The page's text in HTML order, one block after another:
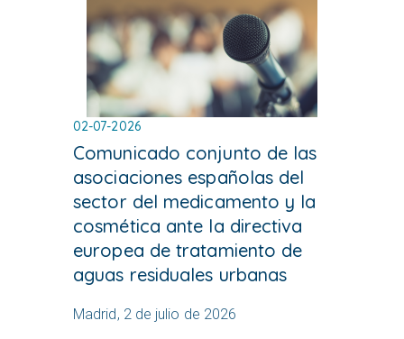
02-07-2026
Comunicado conjunto de las
asociaciones españolas del
sector del medicamento y la
cosmética ante la directiva
europea de tratamiento de
aguas residuales urbanas
Madrid, 2 de julio de 2026